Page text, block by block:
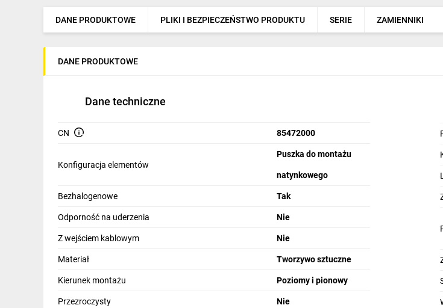
Dom i ogród
Budowa i Remont
Elektromobilność
Telewizja naziemna i satelitarna
DANE PRODUKTOWE PLIKI I BEZPIECZEŃSTWO PRODUKTU SERIE ZAMIENNIKI
DANE PRODUKTOWE
Dane techniczne
CN 85472000
Konfiguracja elementów
Puszka do montażu
natynkowego
Bezhalogenowe Tak
Odporność na uderzenia Nie
Z wejściem kablowym Nie
Materiał Tworzywo sztuczne
Kierunek montażu Poziomy i pionowy
Przezroczysty Nie